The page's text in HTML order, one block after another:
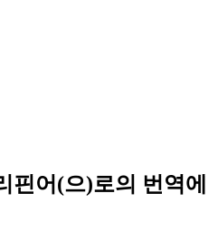
핀어(으)로의 번역에